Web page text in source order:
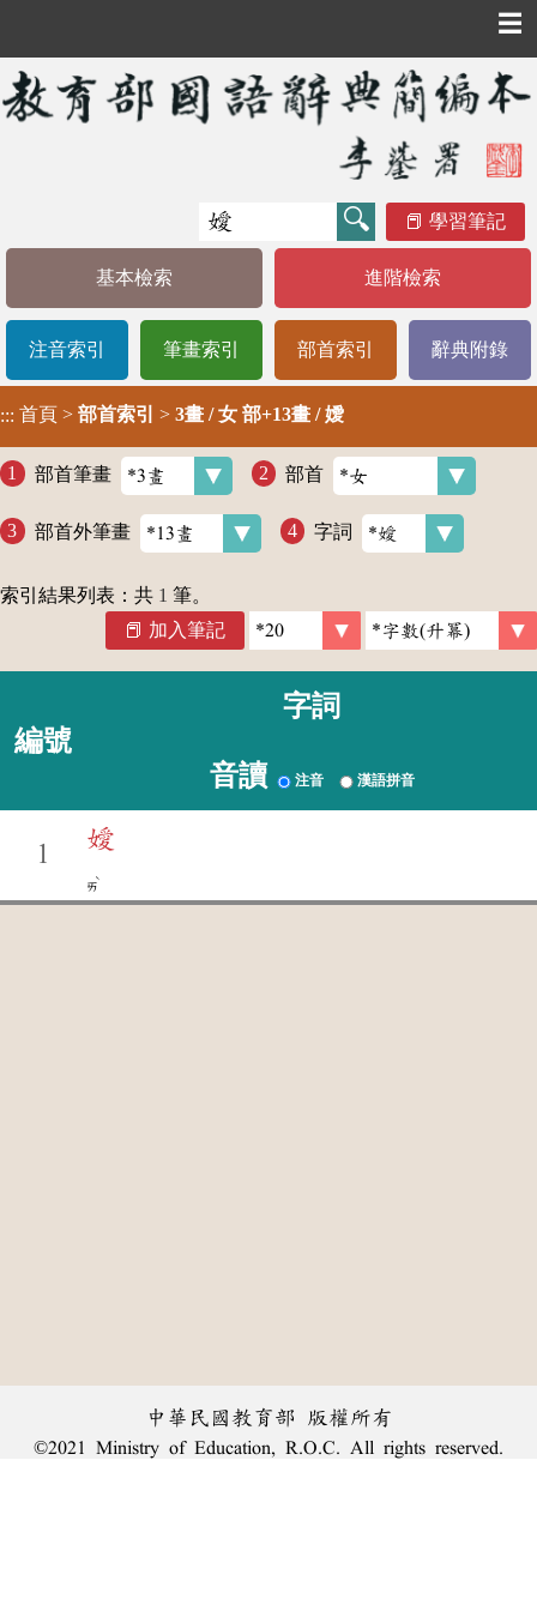
☰
學習筆記
基本檢索 進階檢索
注音索引 筆畫索引 部首索引 辭典附錄
::: 首頁 > 部首索引 > 3畫 / 女 部+13畫 / 嬡
部首筆畫 部首
部首外筆畫 字詞
索引結果列表：共 1 筆。
加入筆記
編號
字詞
音讀 注音 漢語拼音
1
嬡
ㄞ
ˋ
中華民國教育部 版權所有
©2021 Ministry of Education, R.O.C. All rights reserved.